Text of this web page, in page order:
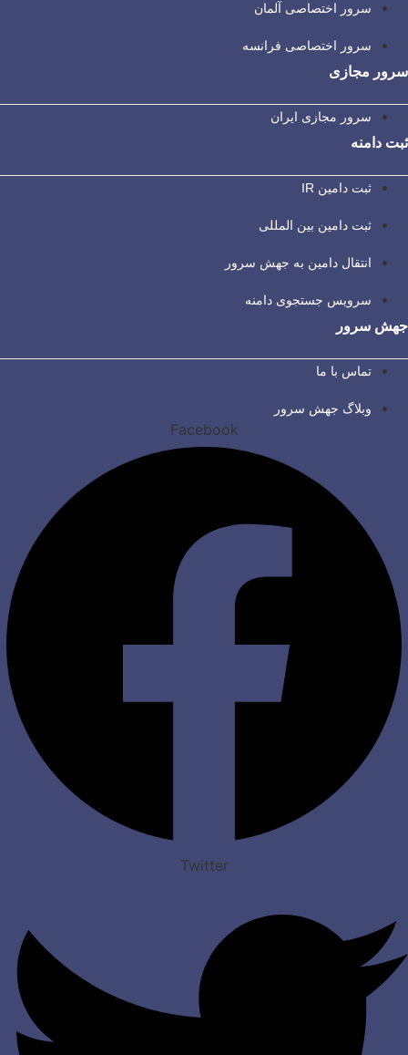
سرور اختصاصی آلمان
سرور اختصاصی فرانسه
سرور مجازی
سرور مجازی ایران
ثبت دامنه
ثبت دامین IR
ثبت دامین بین المللی
انتقال دامین به جهش سرور
سرویس جستجوی دامنه
جهش سرور
تماس با ما
وبلاگ جهش سرور
Facebook
Twitter